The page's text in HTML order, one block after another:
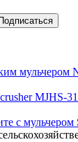
мульчером
MJHS-
с